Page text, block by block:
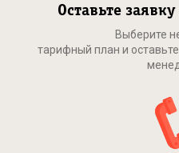
Оставьте
Выберите
тарифный план и